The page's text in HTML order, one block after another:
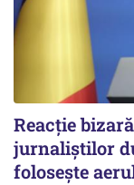
Reacție
jurnaliștilor
folosește